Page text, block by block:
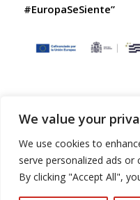
We value your
We use cookies to
serve personalized ads
By clicking "Accept All",
#EuropaSeSiente”
Política de Privacidad
Cookies•Política de
Política de